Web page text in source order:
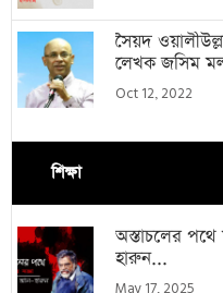
সৈয়দ
লেখক জসিম
Oct 12, 2022
শিক্ষা
অস্তাচলের
হারুন...
May 17, 2025